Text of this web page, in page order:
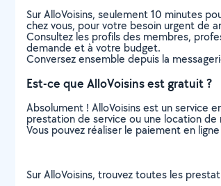
Sur AlloVoisins, seulement 10 minutes
chez vous, pour votre besoin urgent de
Consultez les profils des membres,
demande et à votre budget.
Conversez ensemble depuis la
Est-ce que AlloVoisins est gratuit ?
Absolument ! AlloVoisins est un service
prestation de service ou une location de
Vous pouvez réaliser le paiement en
Sur AlloVoisins, trouvez toutes les